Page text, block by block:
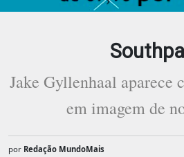
Jake Gyllenhaal aparece
em imagem de
por Redação MundoMais